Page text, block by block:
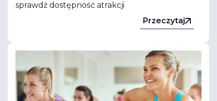
sprawdź dostępność atrakcji
Przeczytaj